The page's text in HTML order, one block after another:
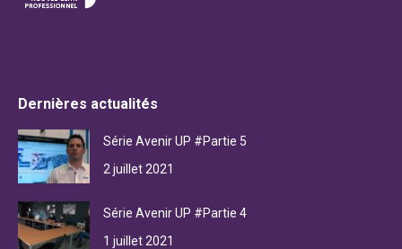
Dernières actualités
Série Avenir UP #Partie 5
2 juillet 2021
Série Avenir UP #Partie 4
1 juillet 2021